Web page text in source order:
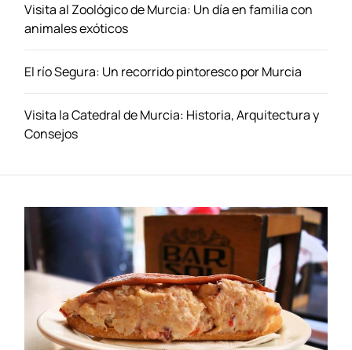
r
i
s
i
u
c
a
:
S
e
Visita al Zoológico de Murcia: Un día en familia con
animales exóticos
El río Segura: Un recorrido pintoresco por Murcia
Visita la Catedral de Murcia: Historia, Arquitectura y
Consejos